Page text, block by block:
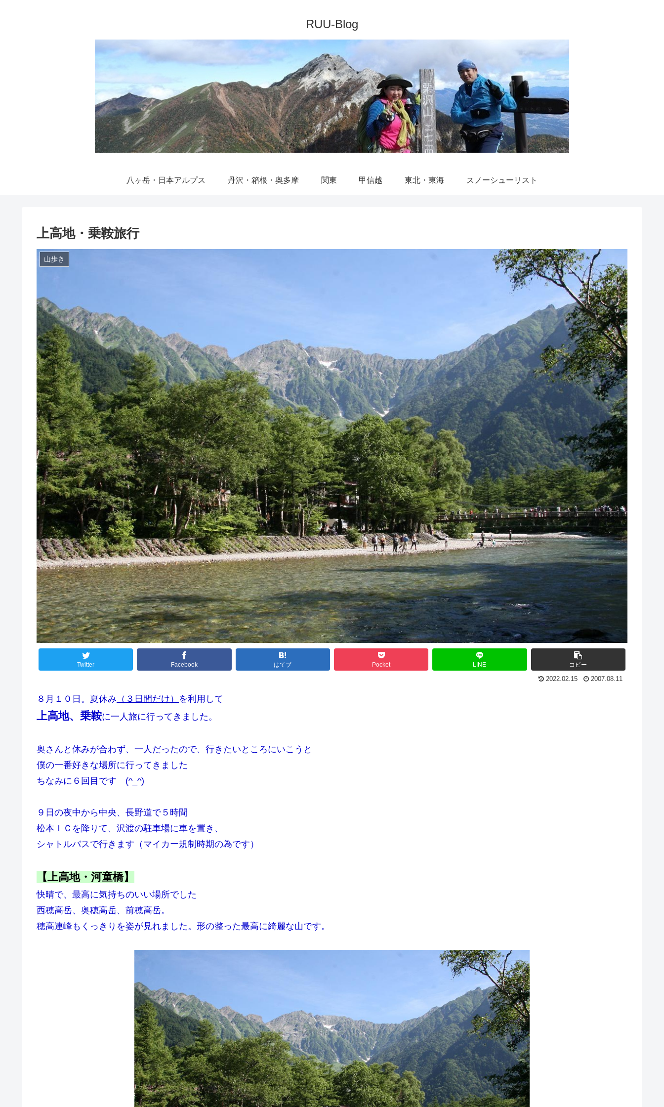
八ヶ岳・日本アルプス 丹沢・箱根・奥多摩 関東 甲信越 東北・東海 スノーシューリスト
上高地・乗鞍旅行
山歩き
Twitter Facebook はてブ Pocket LINE コピー
2022.02.15 2007.08.11
８月１０日。夏休み （３日間だけ） を利用して
上高地、乗鞍に一人旅に行ってきました。
奥さんと休みが合わず、一人だったので、行きたいところにいこうと
僕の一番好きな場所に行ってきました
ちなみに６回目です (^_^)
９日の夜中から中央、長野道で５時間
松本ＩＣを降りて、沢渡の駐車場に車を置き、
シャトルバスで行きます（マイカー規制時期の為です）
【上高地・河童橋】
快晴で、最高に気持ちのいい場所でした
西穂高岳、奥穂高岳、前穂高岳。
穂高連峰もくっきりを姿が見れました。形の整った最高に綺麗な山です。